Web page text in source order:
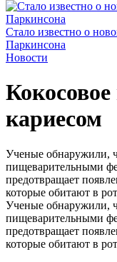
Стало известно о
Паркинсона
Новости
кариесом
Ученые обнаружили,
пищеварительными
предотвращает
которые обитают в
Ученые обнаружили,
пищеварительными
предотвращает
которые обитают в